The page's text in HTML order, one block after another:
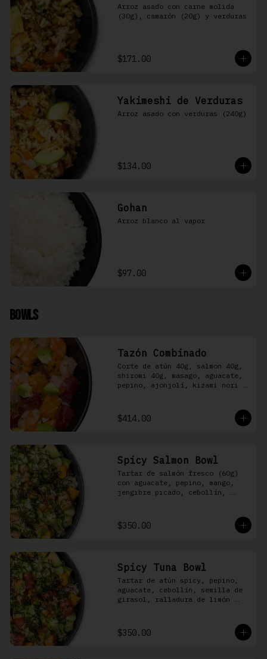
Arroz asado con carne molida
(30g), camarón (20g) y verduras
$171.00
Yakimeshi de Verduras
Arroz asado con verduras (240g)
$134.00
Gohan
Arroz blanco al vapor
$97.00
Bowls
Tazón Combinado
Corte de atún 40g, salmon 40g,
shiromi 40g, masago, aguacate,
pepino, ajonjolí, kizami nori y
$414.00
Spicy Salmon Bowl
Tartar de salmón fresco (60g)
con aguacate, pepino, mango,
jengibre picado, cebollín,
shari
$350.00
Spicy Tuna Bowl
Tartar de atún spicy, pepino,
aguacate, cebollín, semilla de
girasol, ralladura de limón
$350.00